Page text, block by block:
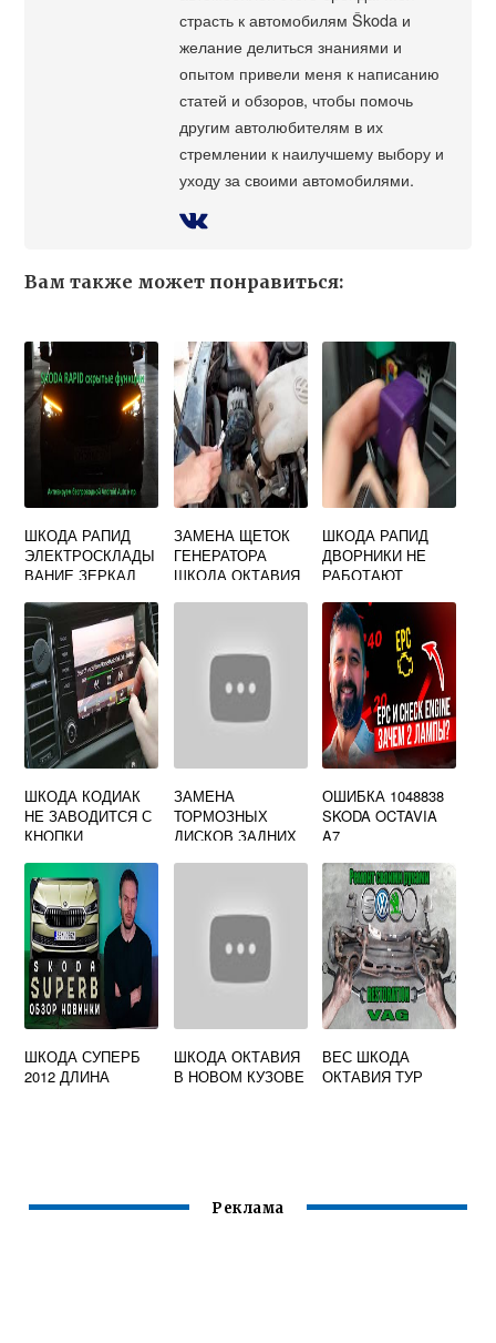
страсть к автомобилям Škoda и
желание делиться знаниями и
опытом привели меня к написанию
статей и обзоров, чтобы помочь
другим автолюбителям в их
стремлении к наилучшему выбору и
уходу за своими автомобилями.
Вам также может понравиться:
ШКОДА РАПИД
ЭЛЕКТРОСКЛАДЫ
ВАНИЕ ЗЕРКАЛ
ЗАМЕНА ЩЕТОК
ГЕНЕРАТОРА
ШКОДА ОКТАВИЯ
ШКОДА РАПИД
ДВОРНИКИ НЕ
РАБОТАЮТ
ШКОДА КОДИАК
НЕ ЗАВОДИТСЯ С
КНОПКИ
ЗАМЕНА
ТОРМОЗНЫХ
ДИСКОВ ЗАДНИХ
ОШИБКА 1048838
SKODA OCTAVIA
A7
ШКОДА СУПЕРБ
2012 ДЛИНА
ШКОДА ОКТАВИЯ
В НОВОМ КУЗОВЕ
ВЕС ШКОДА
ОКТАВИЯ ТУР
Реклама